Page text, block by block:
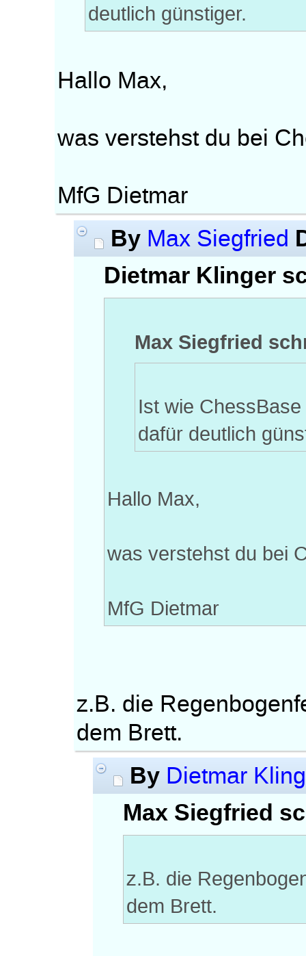
deutlich günstiger.
Hallo Max,
was verstehst du bei
MfG Dietmar
By Max Siegfried
Dietmar Klinger
Max Siegfried
Ist wie
dafür deutlich
Hallo Max,
was verstehst du bei
MfG Dietmar
z.B. die
dem Brett.
By Dietmar
Max Siegfried
z.B. die
dem Brett.